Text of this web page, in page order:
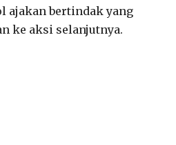
ajakan bertindak yang
ke aksi selanjutnya.